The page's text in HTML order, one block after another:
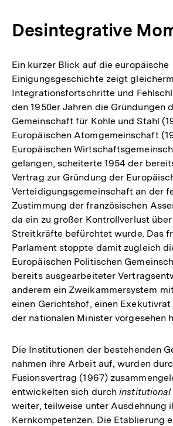
Fußnote
Desintegrative
Ein kurzer Blick auf die europäische
Einigungsgeschichte zeigt
Integrationsfortschritte und
den 1950er Jahren die Gründungen
Gemeinschaft für Kohle und Stahl
Europäischen Atomgemeinschaft
Europäischen
gelangen, scheiterte 1954 der
Vertrag zur Gründung der
Verteidigungsgemeinschaft an der
Zustimmung der französischen
da ein zu großer Kontrollverlust
Streitkräfte befürchtet wurde. Das
Parlament stoppte damit zugleich
Europäischen Politischen
bereits ausgearbeiteter
anderem ein Zweikammersystem
einen Gerichtshof, einen
der nationalen Minister vorgesehen
Die Institutionen der bestehenden
nahmen ihre Arbeit auf, wurden
Fusionsvertrag (1967)
entwickelten sich durchinstitutional
weiter, teilweise unter Ausdehnung
Kernkompetenzen. Die Etablierung